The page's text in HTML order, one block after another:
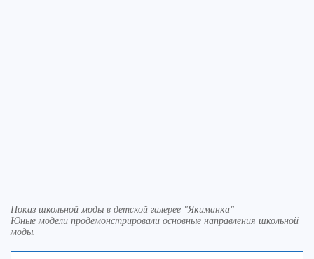
Показ школьной моды в детской галерее "Якиманка"
Юные модели продемонстрировали основные направления школьной
моды.